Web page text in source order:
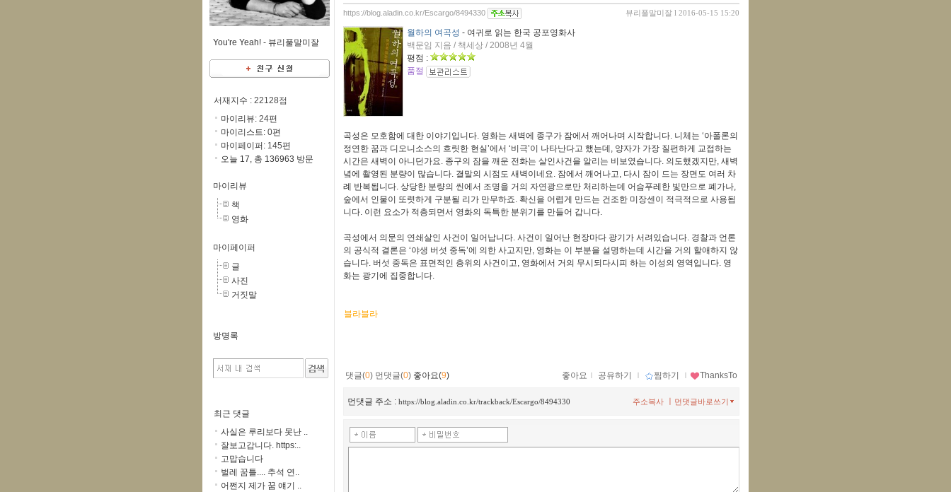
You're Yeah! - 뷰리풀말미잘
서재지수 : 22128점
마이리뷰: 24편
마이리스트: 0편
마이페이퍼: 145편
오늘 17, 총 136963 방문
마이리뷰
책
영화
마이페이퍼
글
사진
거짓말
방명록
최근 댓글
사실은 루리보다 못난 ..
잘보고갑니다. https:..
고맙습니다
벌레 꿈틀.... 추석 연..
어쩐지 제가 꿈 얘기 ..
뷰리풀말미잘 l 2016-05-15 15:20
https://blog.aladin.co.kr/Escargo/8494330
월하의 여곡성 - 여귀로 읽는 한국 공포영화사
백문임 지음 / 책세상 / 2008년 4월
평점 :
품절
곡성은 모호함에 대한 이야기입니다. 영화는 새벽에 종구가 잠에서 깨어나며 시작합니다. 니체는 ‘아폴론의
정연한 꿈과 디오니소스의 흐릿한 현실’에서 ‘비극’이 나타난다고 했는데, 양자가 가장 질펀하게 교접하는
시간은 새벽이 아니던가요. 종구의 잠을 깨운 전화는 살인사건을 알리는 비보였습니다. 의도했겠지만, 새벽
녘에 촬영된 분량이 많습니다. 결말의 시점도 새벽이네요. 잠에서 깨어나고, 다시 잠이 드는 장면도 여러 차
례 반복됩니다. 상당한 분량의 씬에서 조명을 거의 자연광으로만 처리하는데 어슴푸레한 빛만으로 폐가나,
숲에서 인물이 또렷하게 구분될 리가 만무하죠. 확신을 어렵게 만드는 건조한 미장센이 적극적으로 사용됩
니다. 이런 요소가 적층되면서 영화의 독특한 분위기를 만들어 갑니다.
곡성에서 의문의 연쇄살인 사건이 일어납니다. 사건이 일어난 현장마다 광기가 서려있습니다. 경찰과 언론
의 공식적 결론은 ‘야생 버섯 중독’에 의한 사고지만, 영화는 이 부분을 설명하는데 시간을 거의 할애하지 않
습니다. 버섯 중독은 표면적인 층위의 사건이고, 영화에서 거의 무시되다시피 하는 이성의 영역입니다. 영
화는 광기에 집중합니다.
블라블라
댓글(0) 먼댓글(0) 좋아요(9) 좋아요 ｌ 공유하기 ｌ 찜하기 ｌ ThanksTo
먼댓글 주소 : https://blog.aladin.co.kr/trackback/Escargo/8494330 먼댓글바로쓰기
주소복사